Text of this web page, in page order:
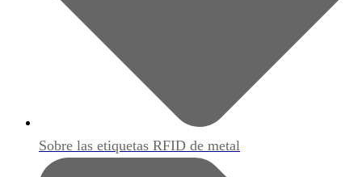
Sobre las etiquetas RFID de metal